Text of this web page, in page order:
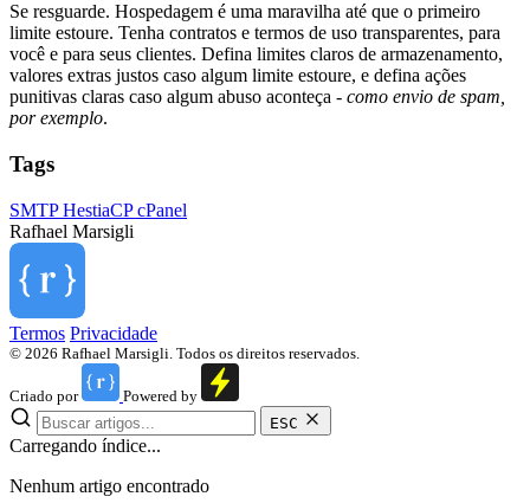
Se resguarde. Hospedagem é uma maravilha até que o primeiro
limite estoure. Tenha contratos e termos de uso transparentes, para
você e para seus clientes. Defina limites claros de armazenamento,
valores extras justos caso algum limite estoure, e defina ações
punitivas claras caso algum abuso aconteça - como envio de spam,
por exemplo.
Tags
SMTPHestiaCPcPanel
Rafhael Marsigli
Termos Privacidade
© 2026 Rafhael Marsigli. Todos os direitos reservados.
Criado por
Powered by
ESC
Carregando índice...
Nenhum artigo encontrado